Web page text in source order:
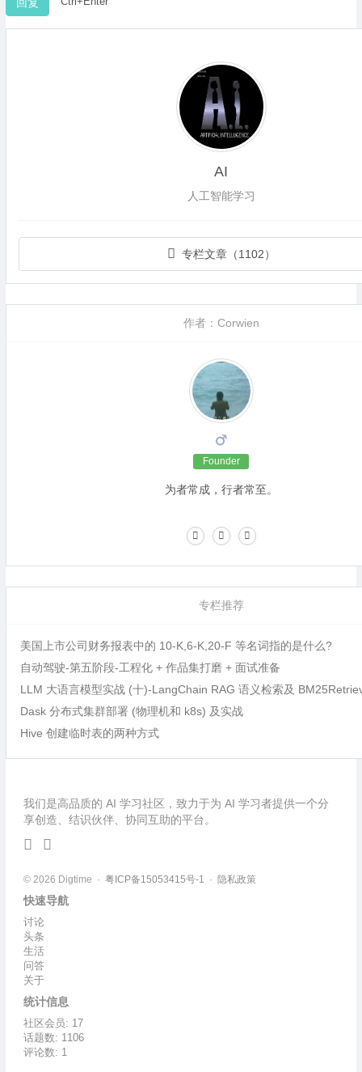
AI
人工智能学习
专栏文章（1102）
作者：Corwien
Founder
为者常成，行者常至。
专栏推荐
美国上市公司财务报表中的 10-K,6-K,20-F 等名词指的是什么?
自动驾驶-第五阶段-工程化 + 作品集打磨 + 面试准备
LLM 大语言模型实战 (十)-LangChain RAG 语义检索及
Dask 分布式集群部署 (物理机和 k8s) 及实战
Hive 创建临时表的两种方式
我们是高品质的 AI 学习社区，致力于为 AI 学习者提供一个分
享创造、结识伙伴、协同互助的平台。
© 2026 Digtime · 粤ICP备15053415号-1 · 隐私政策
快速导航
讨论
头条
生活
问答
关于
统计信息
社区会员: 17
话题数: 1106
评论数: 1